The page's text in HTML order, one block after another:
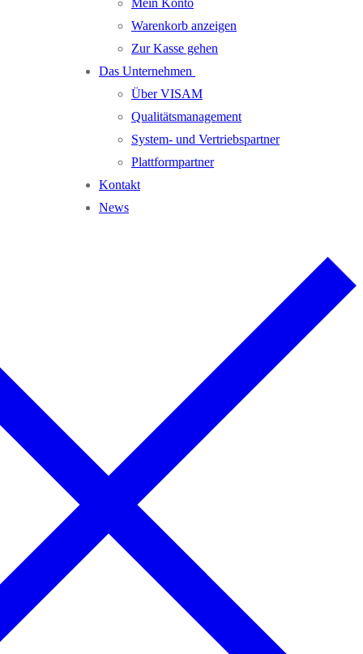
Mein Konto
Warenkorb anzeigen
Zur Kasse gehen
Das Unternehmen
Über VISAM
Qualitätsmanagement
System- und Vertriebspartner
Plattformpartner
Kontakt
News